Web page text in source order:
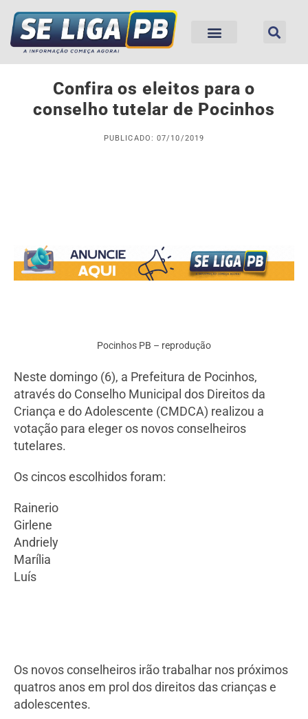
Confira os eleitos para o
conselho tutelar de Pocinhos
PUBLICADO: 07/10/2019
Pocinhos PB – reprodução
Neste domingo (6), a Prefeitura de Pocinhos,
através do Conselho Municipal dos Direitos da
Criança e do Adolescente (CMDCA) realizou a
votação para eleger os novos conselheiros
tutelares.
Os cincos escolhidos foram:
Rainerio
Girlene
Andriely
Marília
Luís
Os novos conselheiros irão trabalhar nos próximos
quatros anos em prol dos direitos das crianças e
adolescentes.